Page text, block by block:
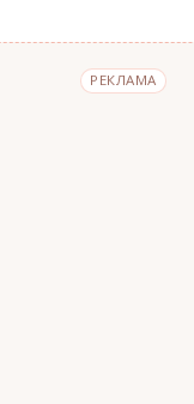
РЕКЛАМА